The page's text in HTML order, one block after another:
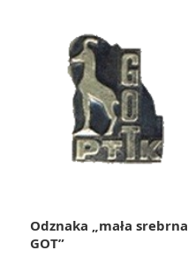
Odznaka „mała srebrna
GOT”